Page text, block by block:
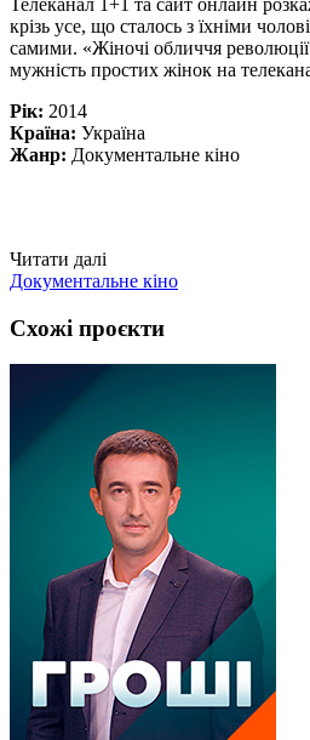
крізь усе, що сталось з їхніми
самими. «Жіночі обличчя
мужність простих жінок на
Рік: 2014
Країна: Україна
Жанр: Документальне кіно
Читати далі
Документальне кіно
Схожі проєкти